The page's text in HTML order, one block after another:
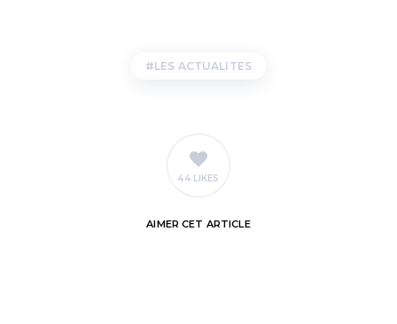
LES ACTUALITES
44 LIKES
AIMER CET ARTICLE